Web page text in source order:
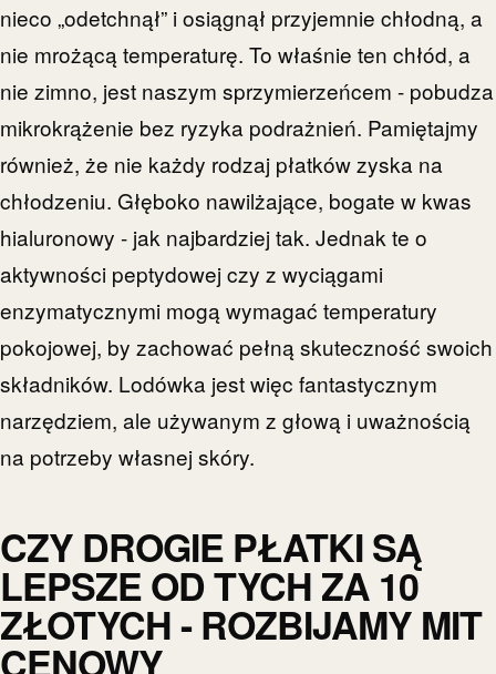
nieco „odetchnął” i osiągnął przyjemnie chłodną, a
nie mrożącą temperaturę. To właśnie ten chłód, a
nie zimno, jest naszym sprzymierzeńcem - pobudza
mikrokrążenie bez ryzyka podrażnień. Pamiętajmy
również, że nie każdy rodzaj płatków zyska na
chłodzeniu. Głęboko nawilżające, bogate w kwas
hialuronowy - jak najbardziej tak. Jednak te o
aktywności peptydowej czy z wyciągami
enzymatycznymi mogą wymagać temperatury
pokojowej, by zachować pełną skuteczność swoich
składników. Lodówka jest więc fantastycznym
narzędziem, ale używanym z głową i uważnością
na potrzeby własnej skóry.
CZY DROGIE PŁATKI SĄ
LEPSZE OD TYCH ZA 10
ZŁOTYCH - ROZBIJAMY MIT
CENOWY